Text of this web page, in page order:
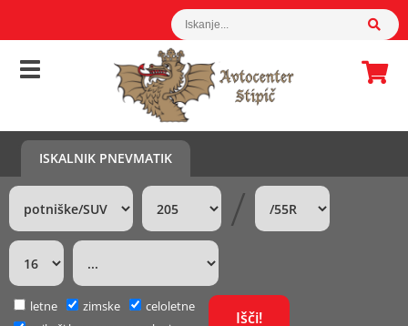
ISKALNIK PNEVMATIK
/
letne zimske
celoletne